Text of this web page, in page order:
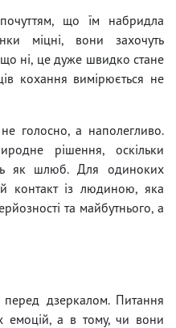
що їм набридла
міцні, вони захочуть
ні, це дуже швидко стане
кохання вимірюється не
голосно, а наполегливо.
рішення, оскільки
як шлюб. Для одиноких
контакт із людиною, яка
та майбутнього, а
дзеркалом. Питання
емоцій, а в тому, чи вони